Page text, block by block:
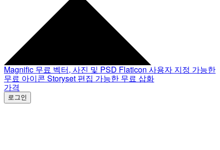
Magnific 무료 벡터, 사진 및 PSD Flaticon 사용자 지정 가능한
무료 아이콘 Storyset 편집 가능한 무료 삽화
가격
로그인